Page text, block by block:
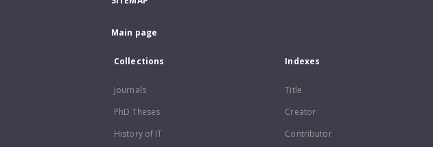
Main page
Collections
Journals
PhD Theses
History of IT
Indexes
Title
Creator
Contributor